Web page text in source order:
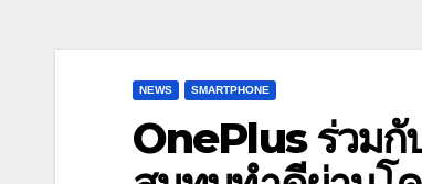
NEWS SMARTPHONE
OnePlus ร่วม